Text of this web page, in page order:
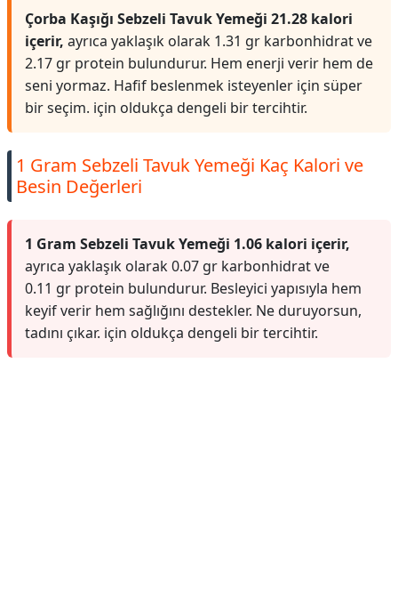
Çorba Kaşığı Sebzeli Tavuk Yemeği 21.28 kalori
içerir, ayrıca yaklaşık olarak 1.31 gr karbonhidrat ve
2.17 gr protein bulundurur. Hem enerji verir hem de
seni yormaz. Hafif beslenmek isteyenler için süper
bir seçim. için oldukça dengeli bir tercihtir.
1 Gram Sebzeli Tavuk Yemeği Kaç Kalori ve
Besin Değerleri
1 Gram Sebzeli Tavuk Yemeği 1.06 kalori içerir,
ayrıca yaklaşık olarak 0.07 gr karbonhidrat ve
0.11 gr protein bulundurur. Besleyici yapısıyla hem
keyif verir hem sağlığını destekler. Ne duruyorsun,
tadını çıkar. için oldukça dengeli bir tercihtir.